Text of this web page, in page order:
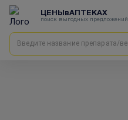
ЦЕНЫвАПТЕКАХ
поиск выгодных предложений